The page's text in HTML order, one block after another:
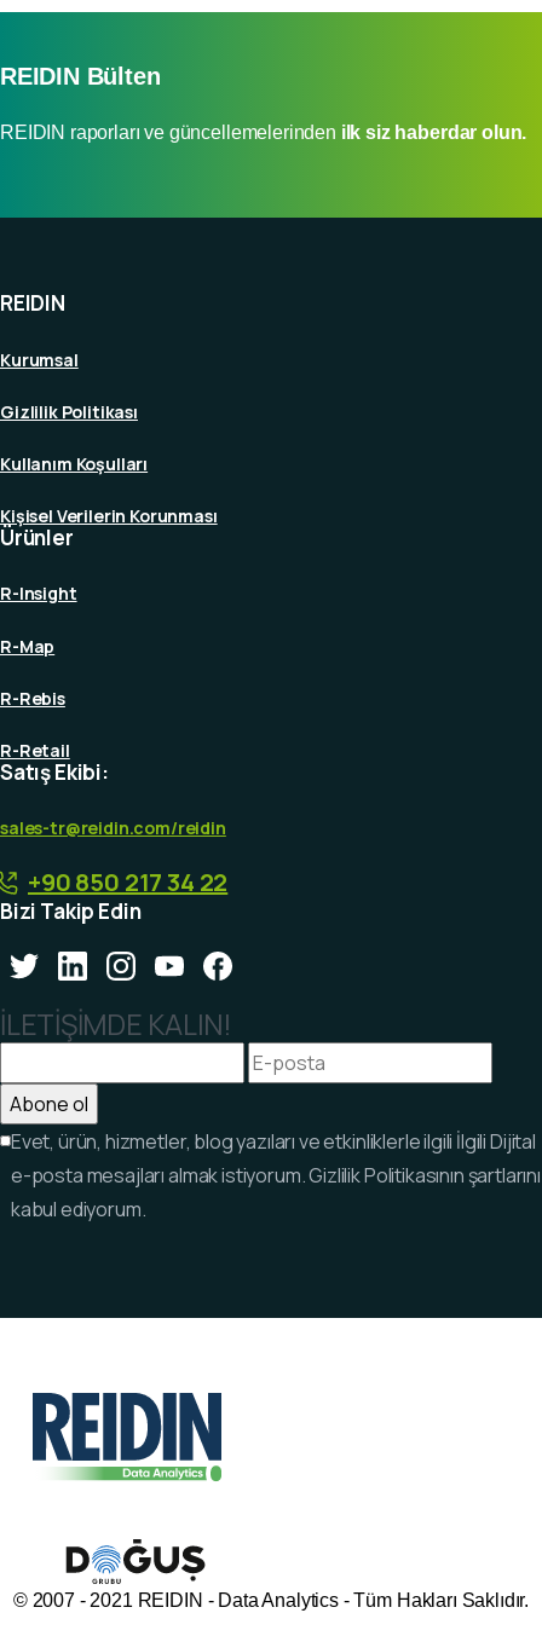
REIDIN Bülten
REIDIN raporları ve güncellemelerinden ilk siz haberdar olun.
REIDIN
Kurumsal
Gizlilik Politikası
Kullanım Koşulları
Kişisel Verilerin Korunması
Ürünler
R-Insight
R-Map
R-Rebis
R-Retail
Satış Ekibi:
sales-tr@reidin.com/reidin
+90 850 217 34 22
Bizi Takip Edin
İLETİŞİMDE KALIN!
Evet, ürün, hizmetler, blog yazıları ve etkinliklerle ilgili İlgili Dijital
e-posta mesajları almak istiyorum. Gizlilik Politikasının şartlarını
kabul ediyorum.
© 2007 - 2021 REIDIN - Data Analytics - Tüm Hakları Saklıdır.